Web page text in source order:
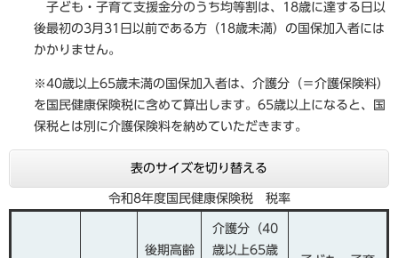
子ども・子育て支援金分のうち均等割は、18歳に達する日以
後最初の3月31日以前である方（18歳未満）の国保加入者には
かかりません。
※40歳以上65歳未満の国保加入者は、介護分（＝介護保険料）
を国民健康保険税に含めて算出します。65歳以上になると、国
保税とは別に介護保険料を納めていただきます。
表のサイズを切り替える
令和8年度国民健康保険税 税率
後期高齢
介護分（40
歳以上65歳